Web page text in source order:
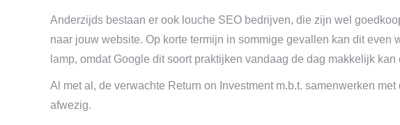
Anderzijds bestaan er ook louche SEO bedrijven, die zijn wel
naar jouw website. Op korte termijn in sommige gevallen kan dit even
lamp, omdat Google dit soort praktijken vandaag de dag makkelijk
Al met al, de verwachte Return on Investment m.b.t. samenwerken
afwezig.